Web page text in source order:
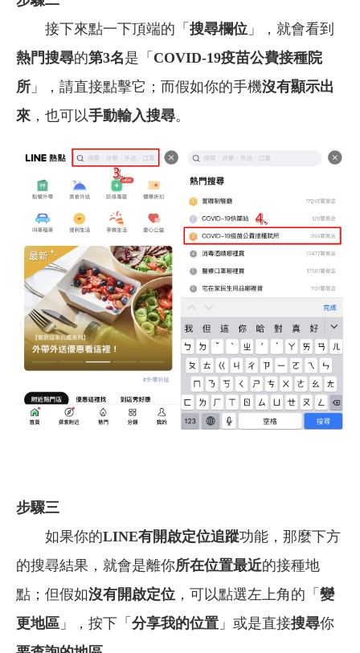
接下來點一下頂端的「 搜尋欄位 」，就會看到
熱門搜尋的第3名是「 COVID-19疫苗公費接種院
所 」，請直接點擊它；而假如你的手機沒有顯示出
來 ，也可以手動輸入搜尋。
步驟三
如果你的LINE有開啟定位追蹤功能，那麼下方
的搜尋結果，就會是離你所在位置最近的接種地
點；但假如沒有開啟定位 ，可以點選左上角的「 變
更地區 」，按下「 分享我的位置 」或是直接搜尋你